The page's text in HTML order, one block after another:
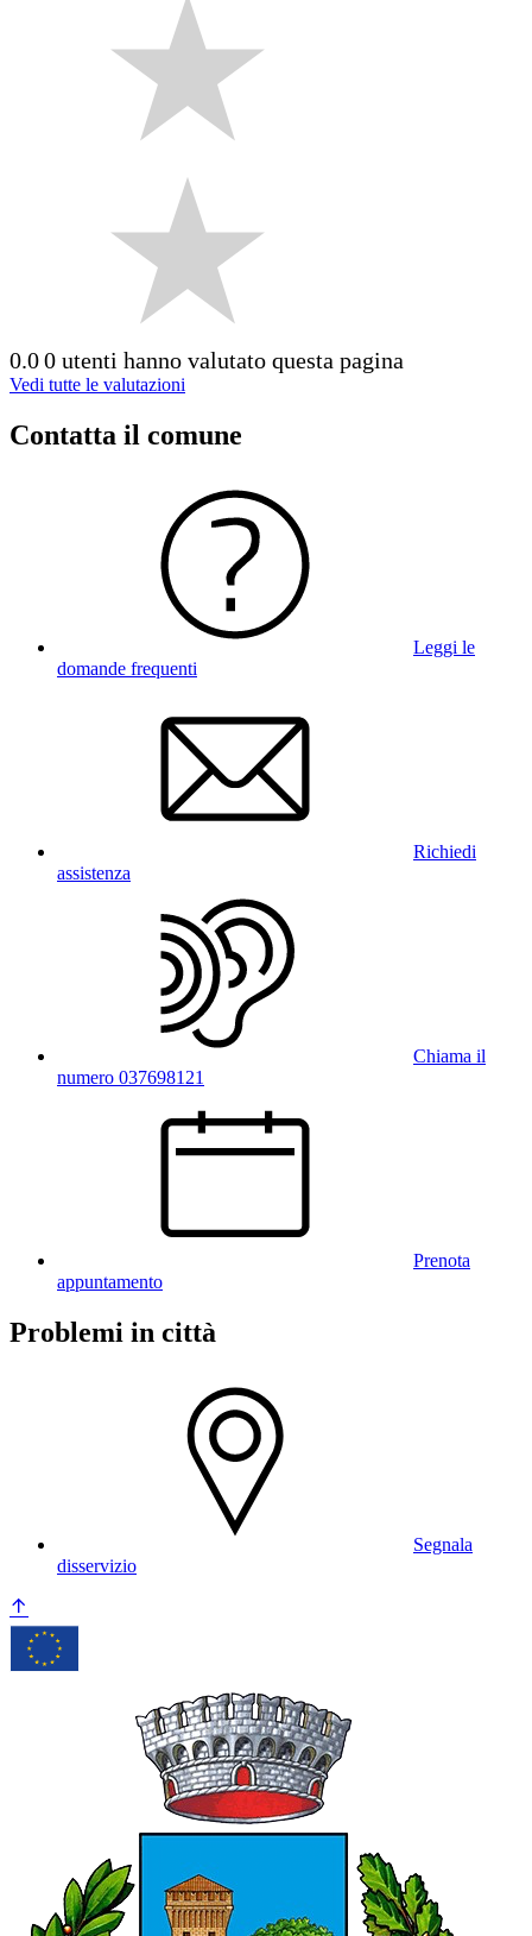
0.00 utenti hanno valutato questa pagina
Vedi tutte le valutazioni
Contatta il comune
Leggi le
domande frequenti
Richiedi
assistenza
Chiama il
numero 037698121
Prenota
appuntamento
Problemi in città
Segnala
disservizio